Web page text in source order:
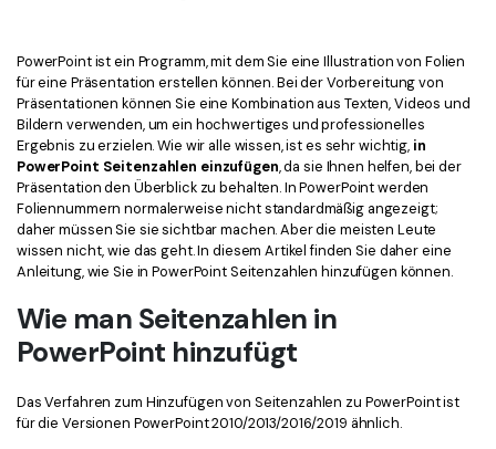
PDF freigeben
eSign PDFs rechtmäßig
Branchen
Bildung
IT-Dienstleistung
Rechtliches
Gesundheitswesen
Finanzen
Kontakt zum Support
Benutzerhandbuch
PDFelement für Windows
PDFelement für Mac
PDFelement für iOS
PDFelement für Android
Mehr erfahren
Bewertungen
Kostenlose PDF-Vorlagen
PowerPoint ist ein Programm, mit dem Sie eine Illustration von Folien
für eine Präsentation erstellen können. Bei der Vorbereitung von
Präsentationen können Sie eine Kombination aus Texten, Videos und
Bildern verwenden, um ein hochwertiges und professionelles
Ergebnis zu erzielen. Wie wir alle wissen, ist es sehr wichtig, in
PowerPoint Seitenzahlen einzufügen, da sie Ihnen helfen, bei der
Präsentation den Überblick zu behalten. In PowerPoint werden
Foliennummern normalerweise nicht standardmäßig angezeigt;
daher müssen Sie sie sichtbar machen. Aber die meisten Leute
wissen nicht, wie das geht. In diesem Artikel finden Sie daher eine
Anleitung, wie Sie in PowerPoint Seitenzahlen hinzufügen können.
Wie man Seitenzahlen in
PowerPoint hinzufügt
Das Verfahren zum Hinzufügen von Seitenzahlen zu PowerPoint ist
für die Versionen PowerPoint 2010/2013/2016/2019 ähnlich.